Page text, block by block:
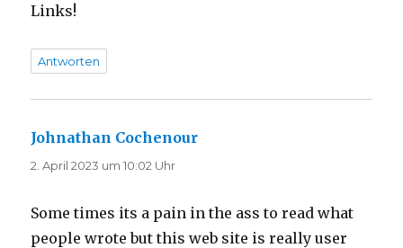
Links!
Antworten
Johnathan Cochenour
2. April 2023 um 10:02 Uhr
Some times its a pain in the ass to read what
people wrote but this web site is really user